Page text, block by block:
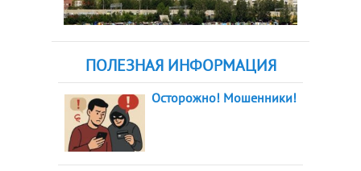
ПОЛЕЗНАЯ ИНФОРМАЦИЯ
Осторожно! Мошенники!